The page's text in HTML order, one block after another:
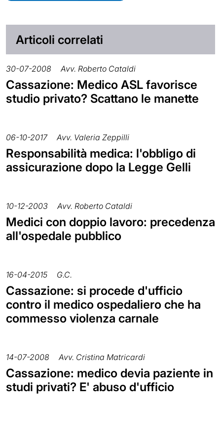
Articoli correlati
30-07-2008 Avv. Roberto Cataldi
Cassazione: Medico ASL favorisce
studio privato? Scattano le manette
06-10-2017 Avv. Valeria Zeppilli
Responsabilità medica: l'obbligo di
assicurazione dopo la Legge Gelli
10-12-2003 Avv. Roberto Cataldi
Medici con doppio lavoro: precedenza
all'ospedale pubblico
16-04-2015 G.C.
Cassazione: si procede d'ufficio
contro il medico ospedaliero che ha
commesso violenza carnale
14-07-2008 Avv. Cristina Matricardi
Cassazione: medico devia paziente in
studi privati? E' abuso d'ufficio